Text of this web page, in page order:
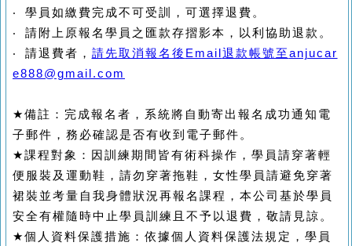
‧ 學員如繳費完成不可受訓，可選擇退費。
‧ 請附上原報名學員之匯款存摺影本，以利協助退款。
‧ 請退費者， 請先取消報名後 Email 退款帳號至anjucar
e888@gmail.com
★備註：完成報名者，系統將自動寄出報名成功通知電
子郵件，務必確認是否有收到電子郵件。
★課程對象：因訓練期間皆有術科操作，學員請穿著輕
便服裝及運動鞋，請勿穿著拖鞋，女性學員請避免穿著
裙裝並考量自我身體狀況再報名課程，本公司基於學員
安全有權隨時中止學員訓練且不予以退費，敬請見諒。
★個人資料保護措施：依據個人資料保護法規定，學員